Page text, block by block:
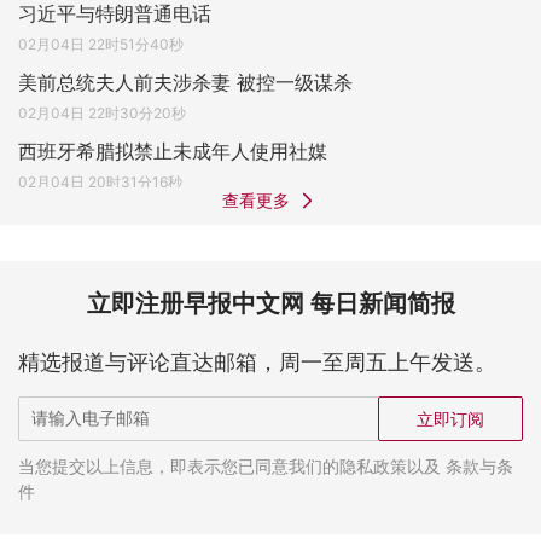
习近平与特朗普通电话
02月04日 22时51分40秒
美前总统夫人前夫涉杀妻 被控一级谋杀
02月04日 22时30分20秒
西班牙希腊拟禁止未成年人使用社媒
02月04日 20时31分16秒
查看更多
立即注册早报中文网 每日新闻简报
精选报道与评论直达邮箱，周一至周五上午发送。
立即订阅
当您提交以上信息，即表示您已同意我们的隐私政策以及 条款与条
件